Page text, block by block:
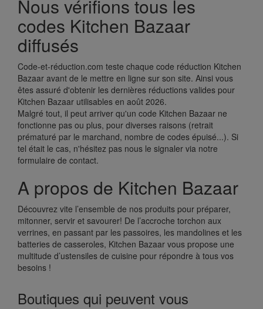
Nous vérifions tous les
codes Kitchen Bazaar
diffusés
Code-et-réduction.com teste chaque code réduction Kitchen
Bazaar avant de le mettre en ligne sur son site. Ainsi vous
êtes assuré d'obtenir les dernières réductions valides pour
Kitchen Bazaar utilisables en août 2026.
Malgré tout, il peut arriver qu'un code Kitchen Bazaar ne
fonctionne pas ou plus, pour diverses raisons (retrait
prématuré par le marchand, nombre de codes épuisé...). Si
tel était le cas, n'hésitez pas nous le signaler via notre
formulaire de contact.
A propos de Kitchen Bazaar
Découvrez vite l’ensemble de nos produits pour préparer,
mitonner, servir et savourer! De l’accroche torchon aux
verrines, en passant par les passoires, les mandolines et les
batteries de casseroles, Kitchen Bazaar vous propose une
multitude d’ustensiles de cuisine pour répondre à tous vos
besoins !
Boutiques qui peuvent vous